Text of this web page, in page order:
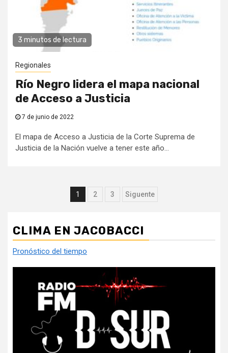
3 minutos de lectura
Regionales
Río Negro lidera el mapa nacional
de Acceso a Justicia
7 de junio de 2022
El mapa de Acceso a Justicia de la Corte Suprema de
Justicia de la Nación vuelve a tener este año...
Paginación
entradas
1 2 3 Siguente
CLIMA EN JACOBACCI
Pronóstico del tiempo